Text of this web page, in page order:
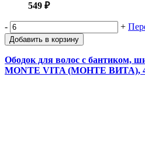
549 ₽
- +
Добавить в корзину
Ободок для волос с бантиком,
MONTE VITA (МОНТЕ ВИТА),